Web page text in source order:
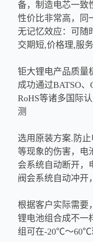
备，制造电芯一致
性价比非常高，同
无记忆效应：可随
交期短,价格理,服
钜大锂电产品质量
成功通过BATSO、
RoHS等诸多国际
测
选用原装方案. 防
等现象的伤害，电
会系统自动断开，
阀会系统自动冲开
根据客户实际需要
锂电池组合成不一
组可在-20℃～60℃